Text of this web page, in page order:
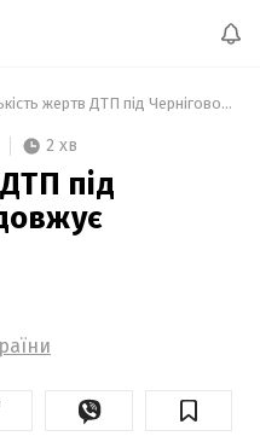
Кількість жертв ДТП під Черніговом продовжує зростати
2 хв
під